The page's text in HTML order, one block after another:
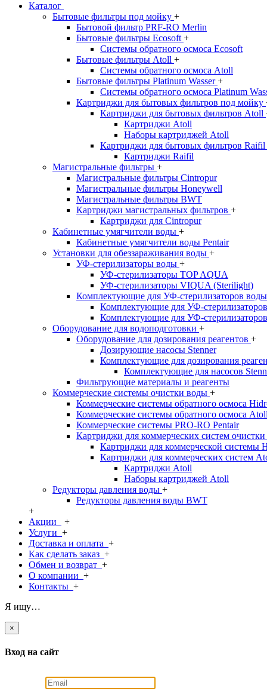
Каталог
Бытовые фильтры под мойку +
Бытовой фильтр PRF-RO Merlin
Бытовые фильтры Ecosoft +
Системы обратного осмоса Ecosoft
Бытовые фильтры Atoll +
Системы обратного осмоса Atoll
Бытовые фильтры Platinum Wasser+
Системы обратного осмоса Platinum
Картриджи для бытовых фильтров под мойку
Картриджи для бытовых фильтров Atoll
Картриджи Atoll
Наборы картриджей Atoll
Картриджи для бытовых фильтров Raifil
Картриджи Raifil
Магистральные фильтры +
Магистральные фильтры Cintropur
Магистральные фильтры Honeywell
Магистральные фильтры BWT
Картриджи магистральных фильтров +
Картриджи для Cintropur
Кабинетные умягчители воды +
Кабинетные умягчители воды Pentair
Установки для обеззараживания воды +
УФ-стерилизаторы воды +
УФ-стерилизаторы TOP AQUA
УФ-стерилизаторы VIQUA (Sterilight)
Комплектующие для УФ-стерилизаторов воды
Комплектующие для УФ-
Комплектующие для УФ-
Оборудование для водоподготовки +
Оборудование для дозирования реагентов +
Дозирующие насосы Stenner
Комплектующие для дозирования
Комплектующие для насосов
Фильтрующие материалы и реагенты
Коммерческие системы очистки воды +
Коммерческие системы обратного осмоса
Коммерческие системы обратного осмоса Atoll
Коммерческие системы PRO-RO Pentair
Картриджи для коммерческих систем
Картриджи для коммерческой системы
Картриджи для коммерческих систем
Картриджи Atoll
Наборы картриджей Atoll
Редукторы давления воды +
Редукторы давления воды BWT
+
Акции
+
Услуги +
Доставка и оплата +
Как сделать заказ +
Обмен и возврат +
О компании +
Контакты +
Я ищу…
×
Вход на сайт